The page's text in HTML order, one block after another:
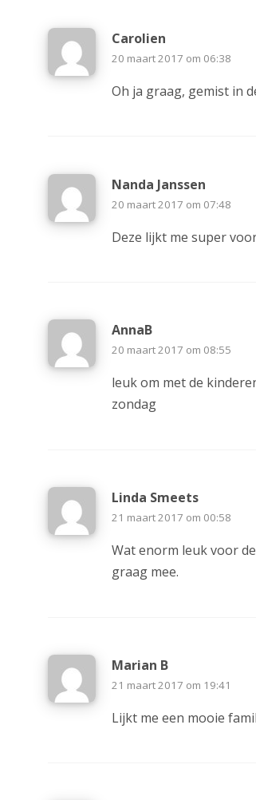
Carolien
20 maart 2017 om 06:38
Oh ja graag, gemist in
Nanda Janssen
20 maart 2017 om 07:48
Deze lijkt me super
AnnaB
20 maart 2017 om 08:55
leuk om met de
zondag
Linda Smeets
21 maart 2017 om 00:58
Wat enorm leuk voor
graag mee.
Marian B
21 maart 2017 om 19:41
Lijkt me een mooie